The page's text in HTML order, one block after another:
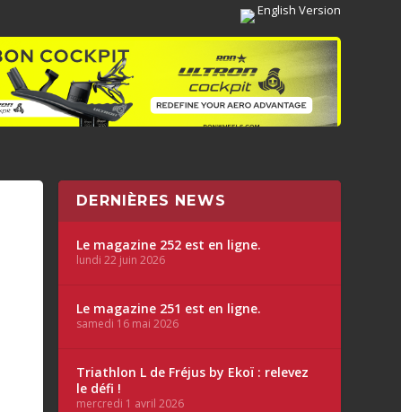
English Version
DERNIÈRES NEWS
Le magazine 252 est en ligne.
lundi 22 juin 2026
Le magazine 251 est en ligne.
samedi 16 mai 2026
Triathlon L de Fréjus by Ekoï : relevez
le défi !
mercredi 1 avril 2026